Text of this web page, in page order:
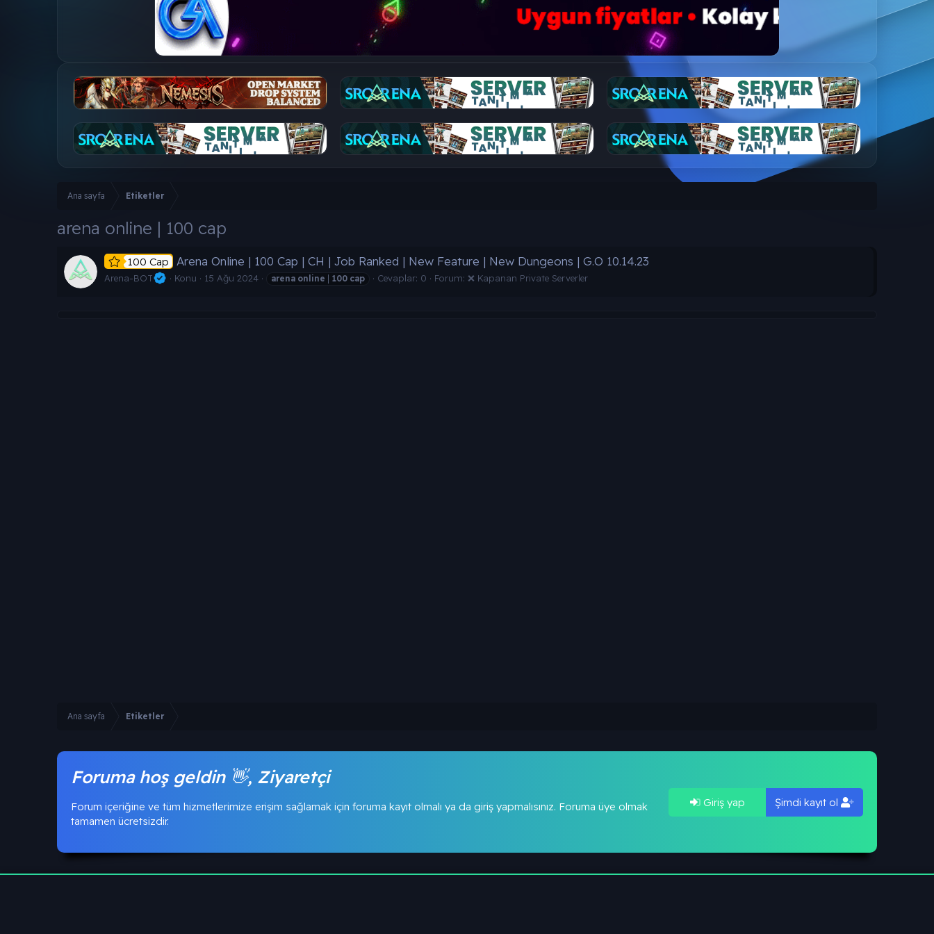
Ana sayfa Etiketler
arena online | 100 cap
100 Cap Arena Online | 100 Cap | CH | Job Ranked | New Feature | New Dungeons | G.O 10.14.23
Arena-BOT Konu 15 Ağu 2024 arena online 100 cap Cevaplar: 0 Forum: ❌ Kapanan Private Serverler
Ana sayfa Etiketler
Foruma hoş geldin 👋, Ziyaretçi
Forum içeriğine ve tüm hizmetlerimize erişim sağlamak için foruma kayıt olmalı ya da giriş yapmalısınız. Foruma üye olmak
tamamen ücretsizdir.
Giriş yap Şimdi kayıt ol